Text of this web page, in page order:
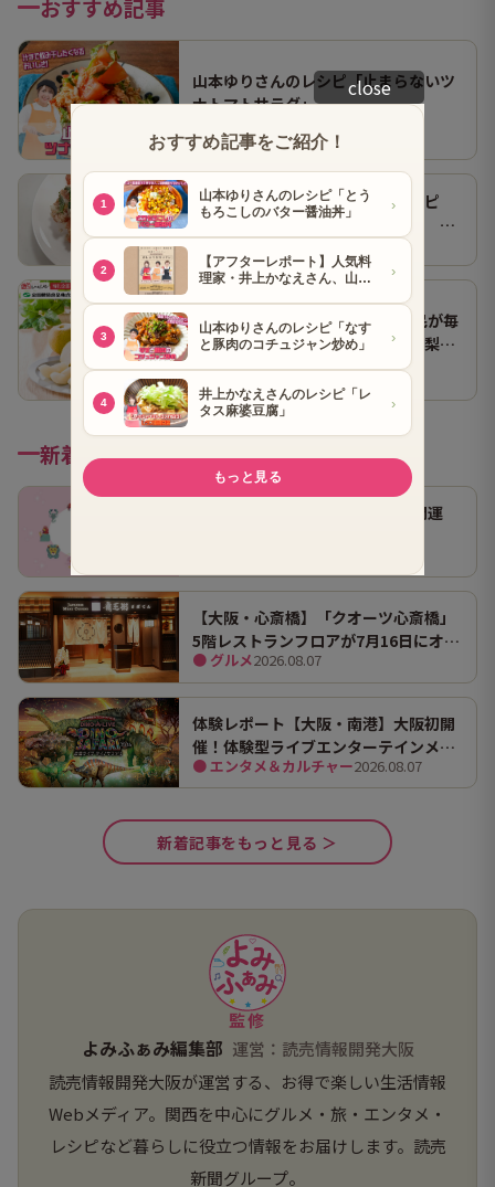
おすすめ記事
山本ゆりさんのレシピ「止まらないツ
ナトマトサラダ」
【作ってみた】山本ゆりさんレシピ
「止まらないツナトマトサラダ」 ホ
● グルメ2026.08.07
よみうりショッピング 富山県民が毎
年楽しみに待つブランド梨「呉羽梨
（幸水）」限定100箱を特別販売！
新着記事
【2026年8月8日(土)】キレイで開運
【大阪・心斎橋】「クオーツ心斎橋」
5階レストランフロアが7月16日にオー
プン！ 全国初・関西初出店を含む多彩
な9店舗
● グルメ2026.08.07
体験レポート【大阪・南港】大阪初開
催！体験型ライブエンターテインメン
ト「DINO SAFARI（ディノ サファリ）
2026」で、大迫力の恐竜の世界を体験
してきました。
● エンタメ＆カルチャー2026.08.07
新着記事をもっと見る ＞
監修
よみふぁみ編集部 運営：読売情報開発大阪
読売情報開発大阪が運営する、お得で楽しい生活情報
Webメディア。関西を中心にグルメ・旅・エンタメ・
レシピなど暮らしに役立つ情報をお届けします。読売
新聞グループ。
close